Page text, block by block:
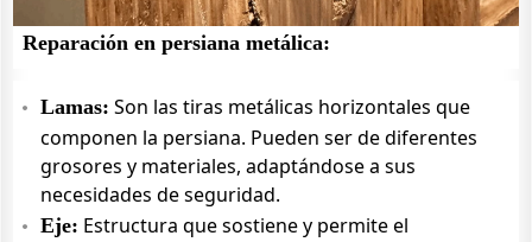
Reparación en persiana metálica:
Lamas: Son las tiras metálicas horizontales que
componen la persiana. Pueden ser de diferentes
grosores y materiales, adaptándose a sus
necesidades de seguridad.
Eje: Estructura que sostiene y permite el